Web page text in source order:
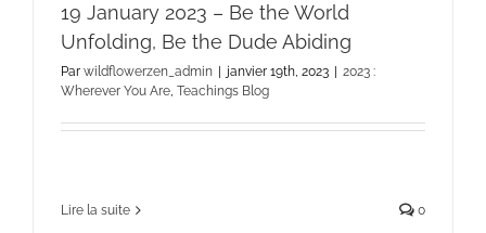
19 January 2023 – Be the World
Unfolding, Be the Dude Abiding
Par wildflowerzen_admin | janvier 19th, 2023 | 2023 :
Wherever You Are Teachings Blog
Lire la suite 0